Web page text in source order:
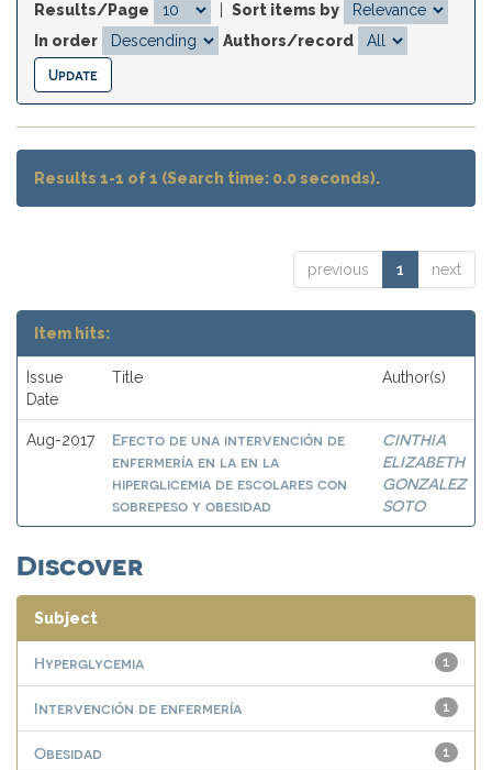
Results/Page
Sort items by
In order
Authors/record
Results 1-1 of 1 (Search time: 0.0 seconds).
previous 1 next
Item hits:
Issue
Date
Title Author(s)
Aug-2017
Efecto de una intervención de
enfermería en la en la
hiperglicemia de escolares con
sobrepeso y obesidad
CINTHIA
ELIZABETH
GONZALEZ
SOTO
Discover
Subject
1
Hyperglycemia
1
Intervención de enfermería
1
Obesidad